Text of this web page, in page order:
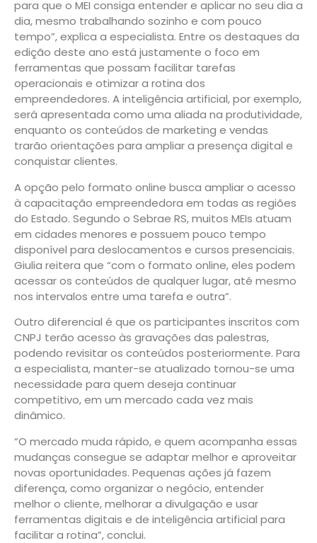
para que o MEI consiga entender e aplicar no seu dia a
dia, mesmo trabalhando sozinho e com pouco
tempo”, explica a especialista. Entre os destaques da
edição deste ano está justamente o foco em
ferramentas que possam facilitar tarefas
operacionais e otimizar a rotina dos
empreendedores. A inteligência artificial, por exemplo,
será apresentada como uma aliada na produtividade,
enquanto os conteúdos de marketing e vendas
trarão orientações para ampliar a presença digital e
conquistar clientes.
A opção pelo formato online busca ampliar o acesso
à capacitação empreendedora em todas as regiões
do Estado. Segundo o Sebrae RS, muitos MEIs atuam
em cidades menores e possuem pouco tempo
disponível para deslocamentos e cursos presenciais.
Giulia reitera que “com o formato online, eles podem
acessar os conteúdos de qualquer lugar, até mesmo
nos intervalos entre uma tarefa e outra”.
Outro diferencial é que os participantes inscritos com
CNPJ terão acesso às gravações das palestras,
podendo revisitar os conteúdos posteriormente. Para
a especialista, manter-se atualizado tornou-se uma
necessidade para quem deseja continuar
competitivo, em um mercado cada vez mais
dinâmico.
“O mercado muda rápido, e quem acompanha essas
mudanças consegue se adaptar melhor e aproveitar
novas oportunidades. Pequenas ações já fazem
diferença, como organizar o negócio, entender
melhor o cliente, melhorar a divulgação e usar
ferramentas digitais e de inteligência artificial para
facilitar a rotina”, conclui.